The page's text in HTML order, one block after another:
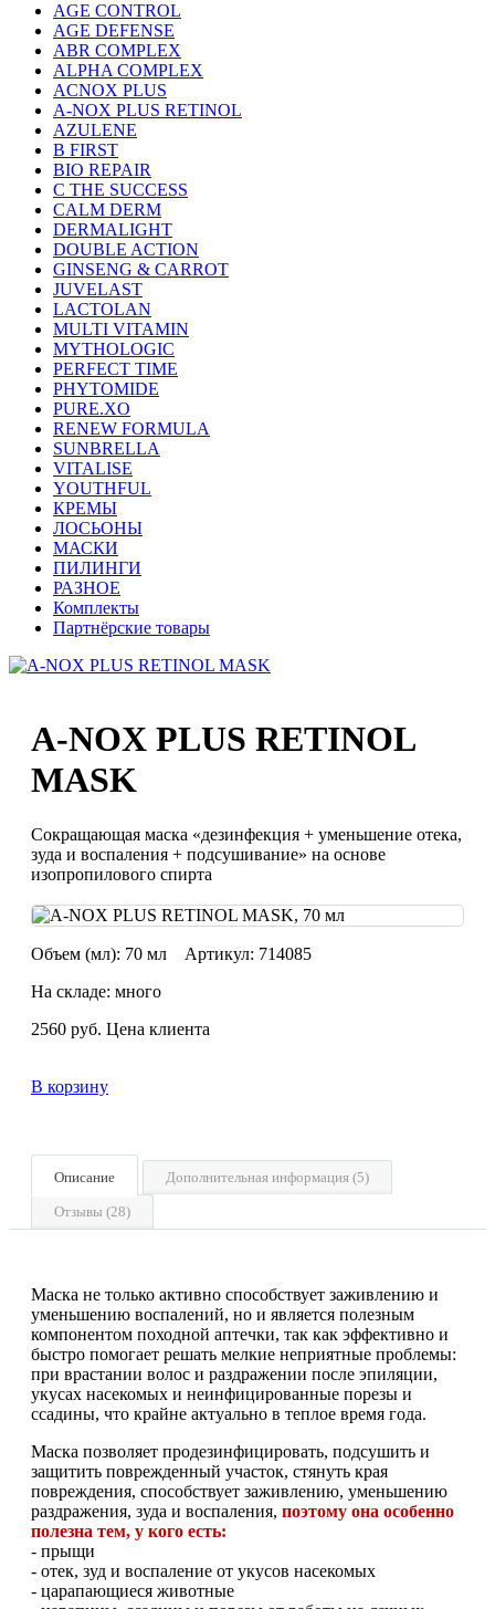
AGE CONTROL
AGE DEFENSE
ABR COMPLEX
ALPHA COMPLEX
ACNOX PLUS
A-NOX PLUS RETINOL
AZULENE
B FIRST
BIO REPAIR
C THE SUCCESS
CALM DERM
DERMALIGHT
DOUBLE ACTION
GINSENG & CARROT
JUVELAST
LACTOLAN
MULTI VITAMIN
MYTHOLOGIC
PERFECT TIME
PHYTOMIDE
PURE.XO
RENEW FORMULA
SUNBRELLA
VITALISE
YOUTHFUL
КРЕМЫ
ЛОСЬОНЫ
МАСКИ
ПИЛИНГИ
РАЗНОЕ
Комплекты
Партнёрские товары
A-NOX PLUS RETINOL
MASK
Сокращающая маска «дезинфекция + уменьшение отека,
зуда и воспаления + подсушивание» на основе
изопропилового спирта
Объем (мл): 70 мл Артикул: 714085
На складе: много
2560 руб. Цена клиента
В корзину
Описание Дополнительная информация (5)
Отзывы (28)
Маска не только активно способствует заживлению и
уменьшению воспалений, но и является полезным
компонентом походной аптечки, так как эффективно и
быстро помогает решать мелкие неприятные проблемы:
при врастании волос и раздражении после эпиляции,
укусах насекомых и неинфицированные порезы и
ссадины, что крайне актуально в теплое время года.
Маска позволяет продезинфицировать, подсушить и
защитить поврежденный участок, стянуть края
повреждения, способствует заживлению, уменьшению
раздражения, зуда и воспаления, поэтому она особенно
полезна тем, у кого есть:
- прыщи
- отек, зуд и воспаление от укусов насекомых
- царапающиеся животные